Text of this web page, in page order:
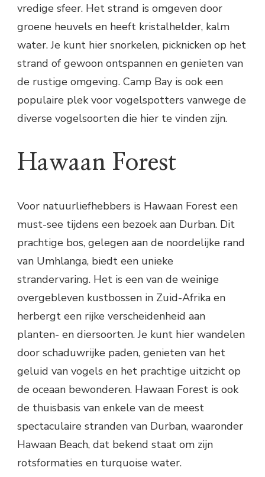
vredige sfeer. Het strand is omgeven door
groene heuvels en heeft kristalhelder, kalm
water. Je kunt hier snorkelen, picknicken op het
strand of gewoon ontspannen en genieten van
de rustige omgeving. Camp Bay is ook een
populaire plek voor vogelspotters vanwege de
diverse vogelsoorten die hier te vinden zijn.
Hawaan Forest
Voor natuurliefhebbers is Hawaan Forest een
must-see tijdens een bezoek aan Durban. Dit
prachtige bos, gelegen aan de noordelijke rand
van Umhlanga, biedt een unieke
strandervaring. Het is een van de weinige
overgebleven kustbossen in Zuid-Afrika en
herbergt een rijke verscheidenheid aan
planten- en diersoorten. Je kunt hier wandelen
door schaduwrijke paden, genieten van het
geluid van vogels en het prachtige uitzicht op
de oceaan bewonderen. Hawaan Forest is ook
de thuisbasis van enkele van de meest
spectaculaire stranden van Durban, waaronder
Hawaan Beach, dat bekend staat om zijn
rotsformaties en turquoise water.